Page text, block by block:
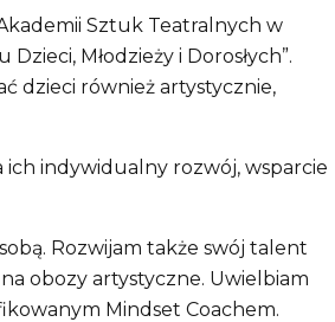
Sztuk Teatralnych w
Młodzieży i Dorosłych”.
dzieci również artystycznie,
ich indywidualny rozwój, wsparcie
Rozwijam także swój talent
obozy artystyczne. Uwielbiam
Mindset Coachem.